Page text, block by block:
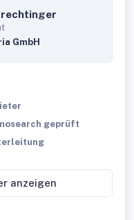
GmbH
geprüft
anzeigen